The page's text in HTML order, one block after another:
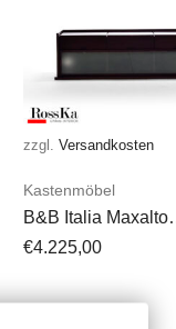
zzgl. Versandkosten
Kastenmöbel
B&B Italia Maxalto
Sideboard 9600
€4.225,00